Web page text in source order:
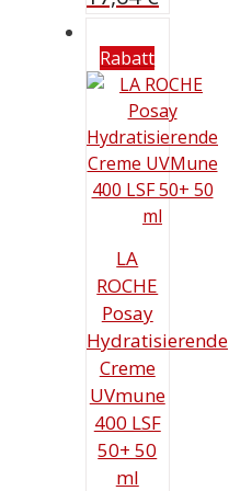
Rabatt
LA
ROCHE
Posay
Hydratisierende
Creme
UVmune
400 LSF
50+ 50
ml